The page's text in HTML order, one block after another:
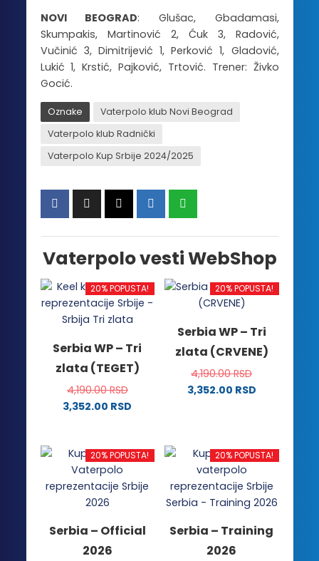
NOVI BEOGRAD: Glušac, Gbadamasi,
Skumpakis, Martinović 2, Ćuk 3, Radović,
Vučinić 3, Dimitrijević 1, Perković 1, Gladović,
Lukić 1, Krstić, Pajković, Trtović. Trener: Živko
Gocić.
Oznake
Vaterpolo klub Novi Beograd
Vaterpolo klub Radnički
Vaterpolo Kup Srbije 2024/2025
Vaterpolo vesti WebShop
20% POPUSTA!
Serbia WP – Tri
zlata (TEGET)
4,190.00RSD
3,352.00 RSD
ima
više
varijanti.
Opcije
biti
izabrane
20% POPUSTA!
Serbia WP – Tri
zlata (CRVENE)
4,190.00RSD
3,352.00 RSD
više
varijanti.
Opcije
mogu
izabrane
na
20% POPUSTA!
Serbia – Official
2026
20% POPUSTA!
Serbia – Training
2026